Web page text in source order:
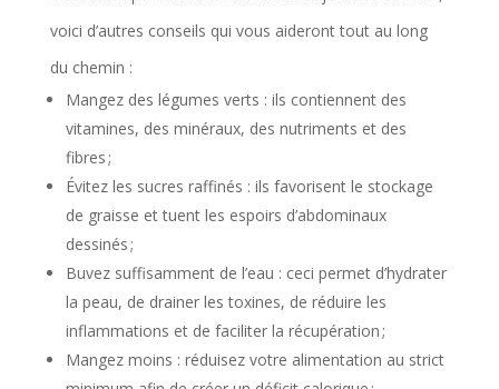
voici d’autres conseils qui vous aideront tout au long
du chemin :
Mangez des légumes verts : ils contiennent des
vitamines, des minéraux, des nutriments et des
fibres ;
Évitez les sucres raffinés : ils favorisent le stockage
de graisse et tuent les espoirs d’abdominaux
dessinés ;
Buvez suffisamment de l’eau : ceci permet d’hydrater
la peau, de drainer les toxines, de réduire les
inflammations et de faciliter la récupération ;
Mangez moins : réduisez votre alimentation au strict